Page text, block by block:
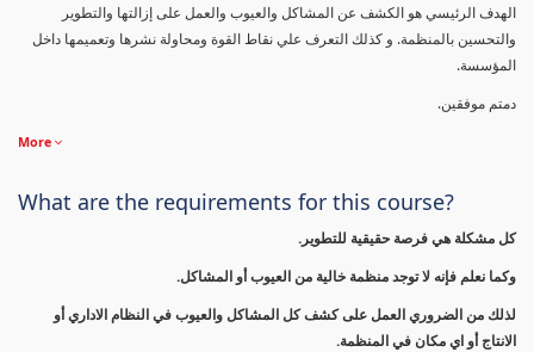
الهدف الرئيسي هو الكشف عن المشاكل والعيوب والعمل على إزالتها والتطوير
والتحسين بالمنظمة. و كذلك التعرف علي نقاط القوة ومحاولة نشرها وتعميمها داخل
المؤسسة.
دمتم موفقين.
More
What are the requirements for this course?
كل مشكلة هي فرصة حقيقية للتطوير.
وكما نعلم فإنه لا توجد منظمة خالية من العيوب أو المشاكل.
لذلك من الضروري العمل على كشف كل المشاكل والعيوب في النظام الاداري أو
الانتاج أو اي مكان في المنظمة.